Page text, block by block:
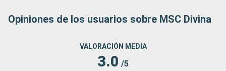
Opiniones de los usuarios sobre MSC Divina
VALORACIÓN MEDIA
3.0 /5